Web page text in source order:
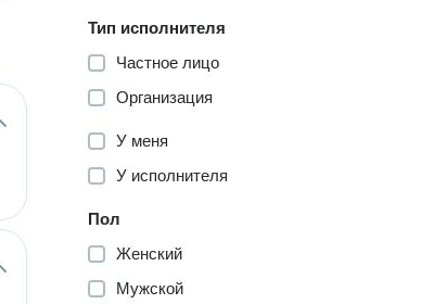
Тип исполнителя
Частное лицо
Организация
У меня
У исполнителя
Пол
Женский
Мужской